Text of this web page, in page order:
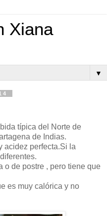
Xiana
▼
típica del Norte de
de Indias.
acidez perfecta.Si la
o de postre , pero tiene que
es muy calórica y no